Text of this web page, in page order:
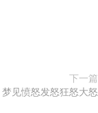
下一篇
梦见愤怒发怒狂怒大怒